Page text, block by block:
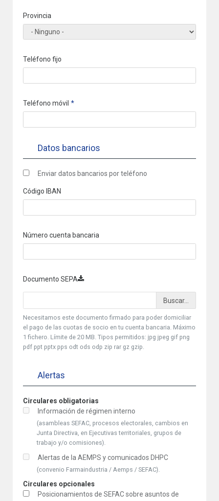
Provincia
Teléfono fijo
Teléfono móvil
Datos bancarios
Enviar datos bancarios por teléfono
Código IBAN
Número cuenta bancaria
Documento SEPA
Necesitamos este documento firmado para poder domiciliar
el pago de las cuotas de socio en tu cuenta bancaria. Máximo
1 fichero. Límite de 20 MB. Tipos permitidos: jpg jpeg gif png
pdf ppt pptx pps odt ods odp zip rar gz gzip.
Alertas
Suscripciones gratuitas
Circulares obligatorias
Información de régimen interno
(asambleas SEFAC, procesos electorales, cambios en
Junta Directiva, en Ejecutivas territoriales, grupos de
trabajo y/o comisiones).
Alertas de la AEMPS y comunicados DHPC
(convenio Farmaindustria / Aemps / SEFAC).
Circulares opcionales